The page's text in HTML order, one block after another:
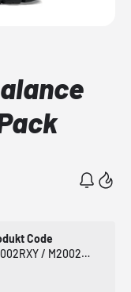
Code
M2002RXY / M2002RXZ